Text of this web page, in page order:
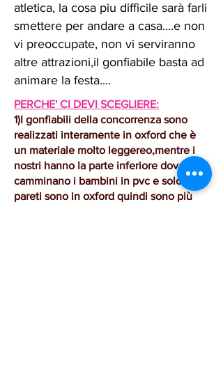
atletica, la cosa piu difficile sarà farli
smettere per andare a casa....e non
vi preoccupate, non vi serviranno
altre attrazioni,il gonfiabile basta ad
animare la festa....
PERCHE' CI DEVI SCEGLIERE:
1)I gonfiabili della concorrenza sono
realizzati interamente in oxford che è
un materiale molto leggereo,mentre i
nostri hanno la parte inferiore dove
camminano i bambini in pvc e solo le
pareti sono in oxford quindi sono più